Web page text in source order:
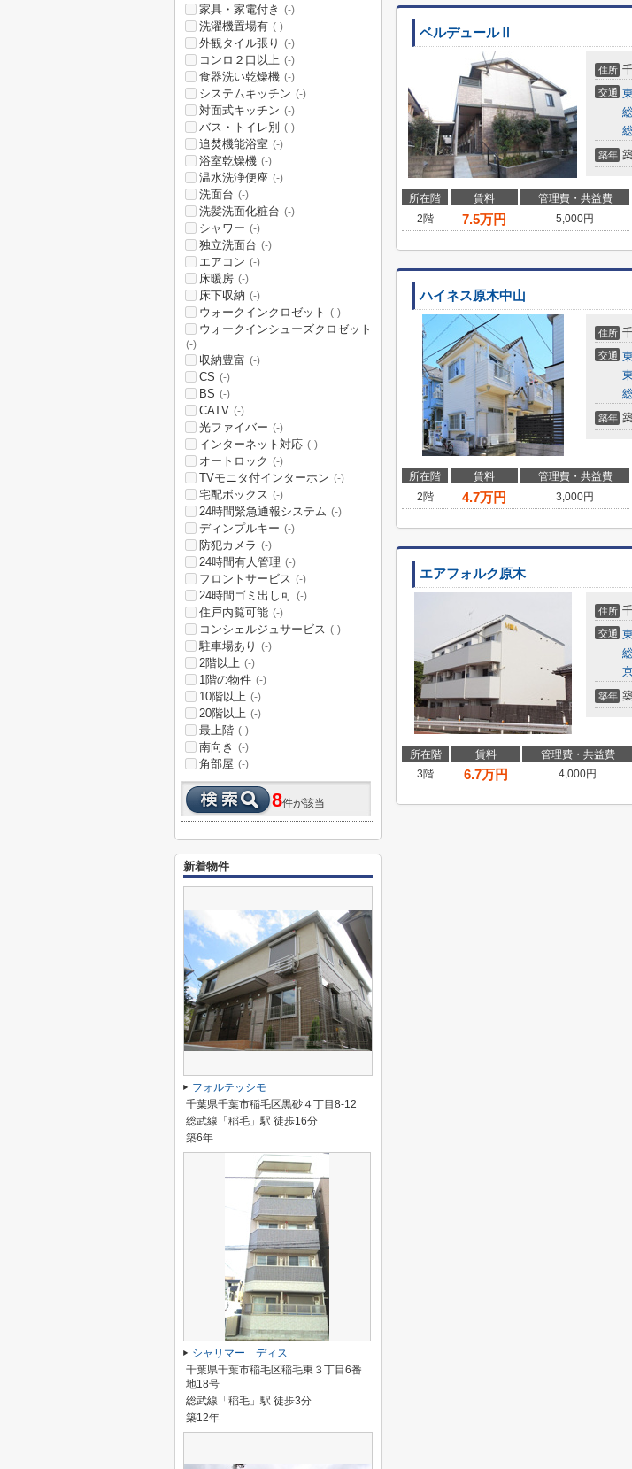
ベルデュールⅡ
住所
交通
築年
所在階 賃料 管理費・共益費
2階
7.5万円 5,000円
ハイネス原木中山
住所
交通
築年
所在階 賃料 管理費・共益費
2階
4.7万円 3,000円
エアフォルク原木
住所
交通
築年
所在階 賃料 管理費・共益費
3階
6.7万円 4,000円
家具・家電付き (-)
洗濯機置場有 (-)
外観タイル張り (-)
コンロ２口以上 (-)
食器洗い乾燥機 (-)
システムキッチン (-)
対面式キッチン (-)
バス・トイレ別 (-)
追焚機能浴室 (-)
浴室乾燥機 (-)
温水洗浄便座 (-)
洗面台 (-)
洗髪洗面化粧台 (-)
シャワー (-)
独立洗面台 (-)
エアコン (-)
床暖房 (-)
床下収納 (-)
ウォークインクロゼット (-)
ウォークインシューズクロゼット
(-)
収納豊富 (-)
CS (-)
BS (-)
CATV (-)
光ファイバー (-)
インターネット対応 (-)
オートロック (-)
TVモニタ付インターホン (-)
宅配ボックス (-)
24時間緊急通報システム (-)
ディンプルキー (-)
防犯カメラ (-)
24時間有人管理 (-)
フロントサービス (-)
24時間ゴミ出し可 (-)
住戸内覧可能 (-)
コンシェルジュサービス (-)
駐車場あり (-)
2階以上 (-)
1階の物件 (-)
10階以上 (-)
20階以上 (-)
最上階 (-)
南向き (-)
角部屋 (-)
8件が該当
新着物件
フォルテッシモ
千葉県千葉市稲毛区黒砂４丁目8-12
総武線「稲毛」駅 徒歩16分
築6年
シャリマー ディス
千葉県千葉市稲毛区稲毛東３丁目6番
地18号
総武線「稲毛」駅 徒歩3分
築12年